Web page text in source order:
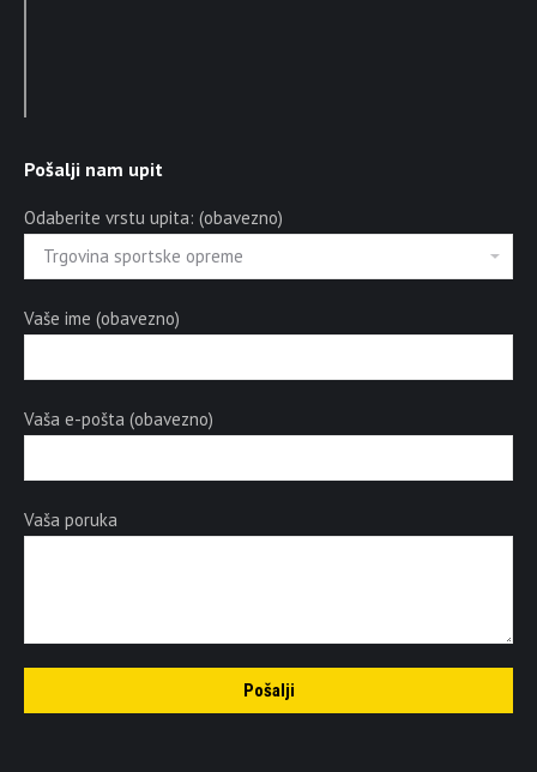
Pošalji nam upit
Odaberite vrstu upita: (obavezno)
Vaše ime (obavezno)
Vaša e-pošta (obavezno)
Vaša poruka